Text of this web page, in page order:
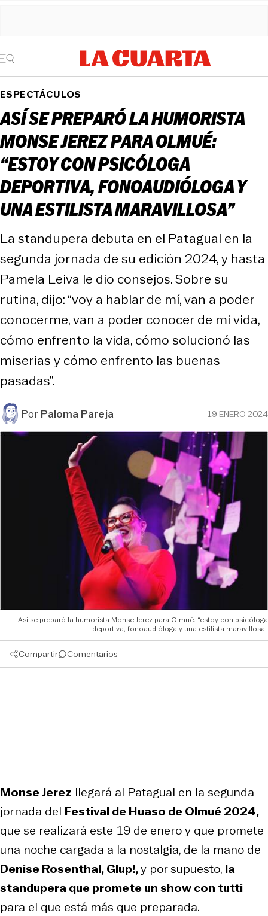
ESPECTÁCULOS
ASÍ SE PREPARÓ LA HUMORISTA
MONSE JEREZ PARA OLMUÉ:
“ESTOY CON PSICÓLOGA
DEPORTIVA, FONOAUDIÓLOGA Y
UNA ESTILISTA MARAVILLOSA”
La standupera debuta en el Patagual en la
segunda jornada de su edición 2024, y hasta
Pamela Leiva le dio consejos. Sobre su
rutina, dijo: “voy a hablar de mí, van a poder
conocerme, van a poder conocer de mi vida,
cómo enfrento la vida, cómo solucionó las
miserias y cómo enfrento las buenas
pasadas”.
PorPaloma Pareja 19 ENERO 2024
Así se preparó la humorista Monse Jerez para Olmué: “estoy con psicóloga
deportiva, fonoaudióloga y una estilista maravillosa”
Compartir Comentarios
Monse Jerez llegará al Patagual en la segunda
jornada del Festival de Huaso de Olmué 2024,
que se realizará este 19 de enero y que promete
una noche cargada a la nostalgia, de la mano de
Denise Rosenthal, Glup!,y por supuesto, la
standupera que promete un show con tutti
para el que está más que preparada.